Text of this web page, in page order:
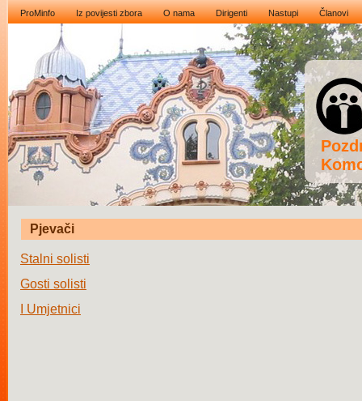
ProMinfo Iz povijesti zbora O nama Dirigenti Nastupi Članovi
Pjevači
Stalni solisti
Gosti solisti
I Umjetnici